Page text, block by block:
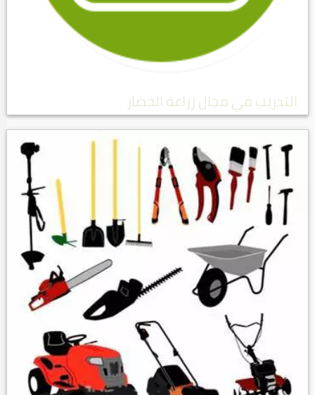
التدريب في مجال زراعة الخضار